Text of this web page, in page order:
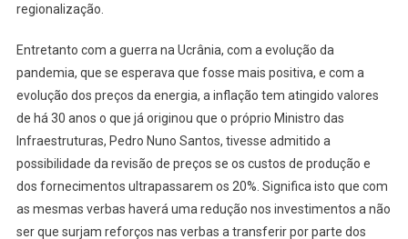
regionalização.
Entretanto com a guerra na Ucrânia, com a evolução da
pandemia, que se esperava que fosse mais positiva, e com a
evolução dos preços da energia, a inflação tem atingido valores
de há 30 anos o que já originou que o próprio Ministro das
Infraestruturas, Pedro Nuno Santos, tivesse admitido a
possibilidade da revisão de preços se os custos de produção e
dos fornecimentos ultrapassarem os 20%. Significa isto que com
as mesmas verbas haverá uma redução nos investimentos a não
ser que surjam reforços nas verbas a transferir por parte dos